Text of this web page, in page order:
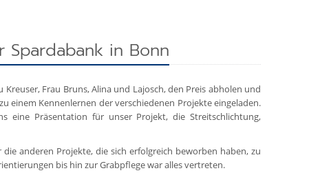
in Bonn
Kreuser, Frau Bruns, Alina und Lajosch, den Preis abholen und
einem Kennenlernen der verschiedenen Projekte eingeladen.
eine Präsentation für unser Projekt, die Streitschlichtung,
anderen Projekte, die sich erfolgreich beworben haben, zu
bis hin zur Grabpflege war alles vertreten.